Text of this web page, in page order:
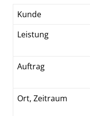
Kunde
Leistung
Auftrag
Ort, Zeitraum